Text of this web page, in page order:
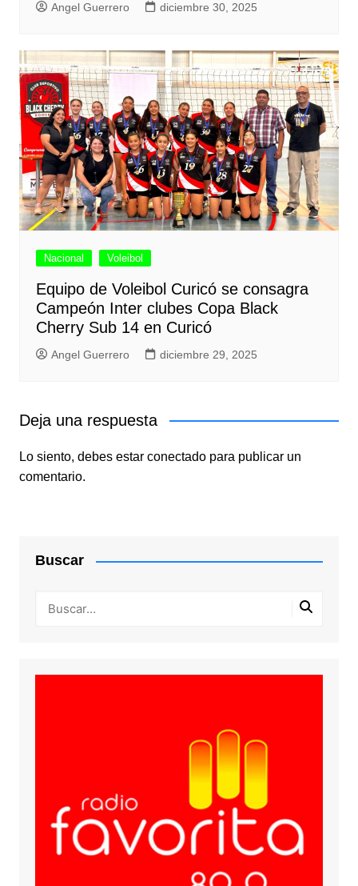
Angel Guerrero diciembre 30, 2025
Nacional Voleibol
Equipo de Voleibol Curicó se consagra
Campeón Inter clubes Copa Black
Cherry Sub 14 en Curicó
Angel Guerrero diciembre 29, 2025
Deja una respuesta
Lo siento, debes estar conectadopara publicar un
comentario.
Buscar